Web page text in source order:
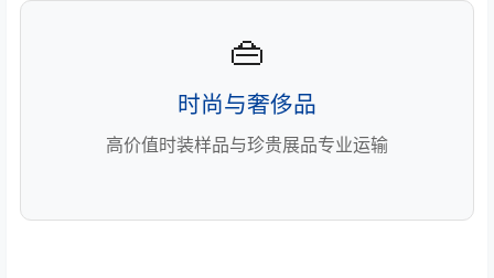
👜
时尚与奢侈品
高价值时装样品与珍贵展品专业运输